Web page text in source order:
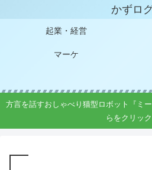
かずロ
起業・経営
マーケ
方言を話すおしゃべり猫型ロボット『ミ
らをクリック